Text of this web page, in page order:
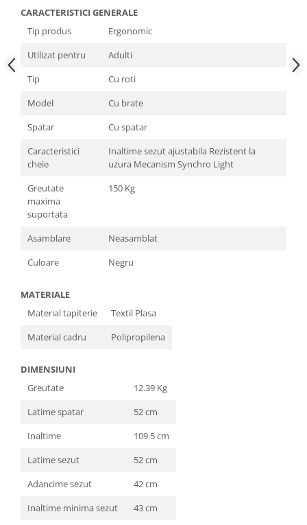
CARACTERISTICI GENERALE
Tip produs
Ergonomic
Utilizat pentru
Adulti
Tip
Cu roti
Model
Cu brate
Spatar
Cu spatar
Caracteristici
cheie
Inaltime sezut ajustabila Rezistent la
uzura Mecanism Synchro Light
Greutate
maxima
suportata
150 Kg
Asamblare
Neasamblat
Culoare
Negru
MATERIALE
Material tapiterie
Textil Plasa
Material cadru
Polipropilena
DIMENSIUNI
Greutate
12.39 Kg
Latime spatar
52 cm
Inaltime
109.5 cm
Latime sezut
52 cm
Adancime sezut
42 cm
Inaltime minima sezut
43 cm